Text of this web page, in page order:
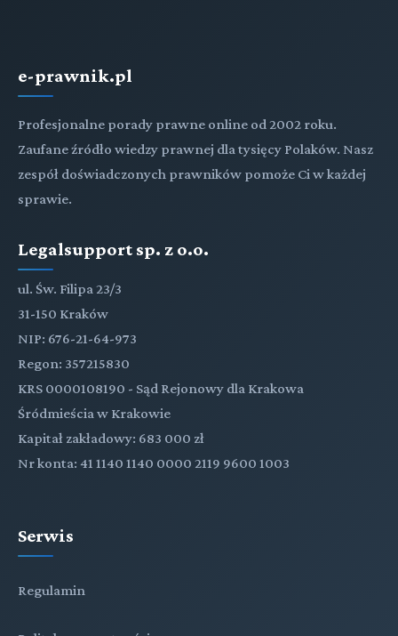
e-prawnik.pl
Profesjonalne porady prawne online od 2002 roku.
Zaufane źródło wiedzy prawnej dla tysięcy Polaków. Nasz
zespół doświadczonych prawników pomoże Ci w każdej
sprawie.
Legalsupport sp. z o.o.
ul. Św. Filipa 23/3
31-150 Kraków
NIP: 676-21-64-973
Regon: 357215830
KRS 0000108190 - Sąd Rejonowy dla Krakowa
Śródmieścia w Krakowie
Kapitał zakładowy: 683 000 zł
Nr konta: 41 1140 1140 0000 2119 9600 1003
Serwis
Regulamin